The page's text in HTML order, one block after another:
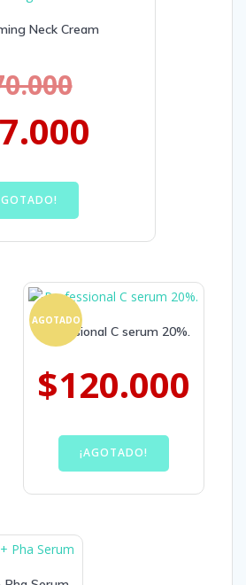
Neck Cream
AGOTADO
Professional C serum 20%.
$120.000
¡AGOTADO!